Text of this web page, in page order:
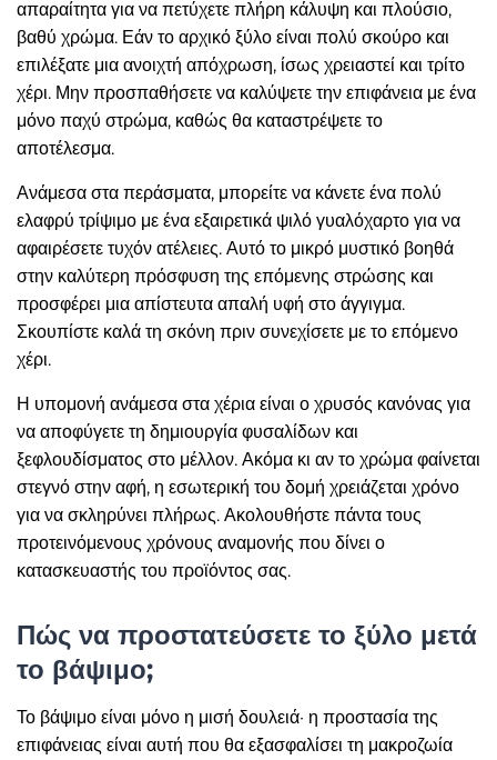
απαραίτητα για να πετύχετε πλήρη κάλυψη και πλούσιο,
βαθύ χρώμα. Εάν το αρχικό ξύλο είναι πολύ σκούρο και
επιλέξατε μια ανοιχτή απόχρωση, ίσως χρειαστεί και τρίτο
χέρι. Μην προσπαθήσετε να καλύψετε την επιφάνεια με ένα
μόνο παχύ στρώμα, καθώς θα καταστρέψετε το
αποτέλεσμα.
Ανάμεσα στα περάσματα, μπορείτε να κάνετε ένα πολύ
ελαφρύ τρίψιμο με ένα εξαιρετικά ψιλό γυαλόχαρτο για να
αφαιρέσετε τυχόν ατέλειες. Αυτό το μικρό μυστικό βοηθά
στην καλύτερη πρόσφυση της επόμενης στρώσης και
προσφέρει μια απίστευτα απαλή υφή στο άγγιγμα.
Σκουπίστε καλά τη σκόνη πριν συνεχίσετε με το επόμενο
χέρι.
Η υπομονή ανάμεσα στα χέρια είναι ο χρυσός κανόνας για
να αποφύγετε τη δημιουργία φυσαλίδων και
ξεφλουδίσματος στο μέλλον. Ακόμα κι αν το χρώμα φαίνεται
στεγνό στην αφή, η εσωτερική του δομή χρειάζεται χρόνο
για να σκληρύνει πλήρως. Ακολουθήστε πάντα τους
προτεινόμενους χρόνους αναμονής που δίνει ο
κατασκευαστής του προϊόντος σας.
Πώς να προστατεύσετε το ξύλο μετά
το βάψιμο;
Το βάψιμο είναι μόνο η μισή δουλειά· η προστασία της
επιφάνειας είναι αυτή που θα εξασφαλίσει τη μακροζωία